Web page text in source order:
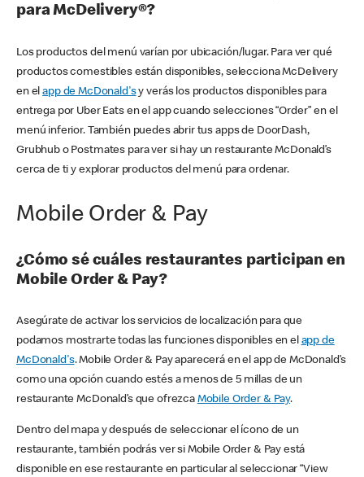
para McDelivery®?
Los productos del menú varían por ubicación/lugar. Para ver qué
productos comestibles están disponibles, selecciona McDelivery
en elapp de McDonald'sy verás los productos disponibles para
entrega por Uber Eats en el app cuando selecciones “Order” en el
menú inferior. También puedes abrir tus apps de DoorDash,
Grubhub o Postmates para ver si hay un restaurante McDonald’s
cerca de ti y explorar productos del menú para ordenar.
Mobile Order & Pay
¿Cómo sé cuáles restaurantes participan en
Mobile Order & Pay?
Asegúrate de activar los servicios de localización para que
podamos mostrarte todas las funciones disponibles en el app de
McDonald's. Mobile Order & Pay aparecerá en el app de McDonald’s
como una opción cuando estés a menos de 5 millas de un
restaurante McDonald’s que ofrezca Mobile Order & Pay.
Dentro del mapa y después de seleccionar el ícono de un
restaurante, también podrás ver si Mobile Order & Pay está
disponible en ese restaurante en particular al seleccionar “View